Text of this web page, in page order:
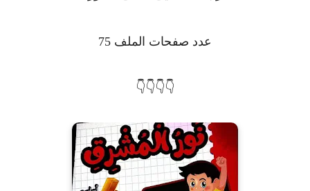
عدد صفحات الملف 75
👇👇👇👇